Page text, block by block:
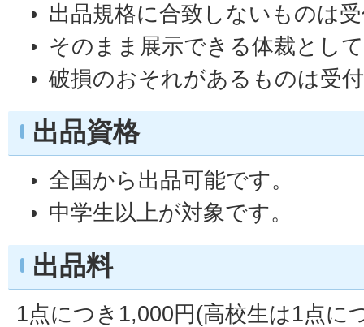
出品規格に合致しないものは
そのまま展示できる体裁とし
破損のおそれがあるものは受
出品資格
全国から出品可能です。
中学生以上が対象です。
出品料
1点につき1,000円(高校生は1点に